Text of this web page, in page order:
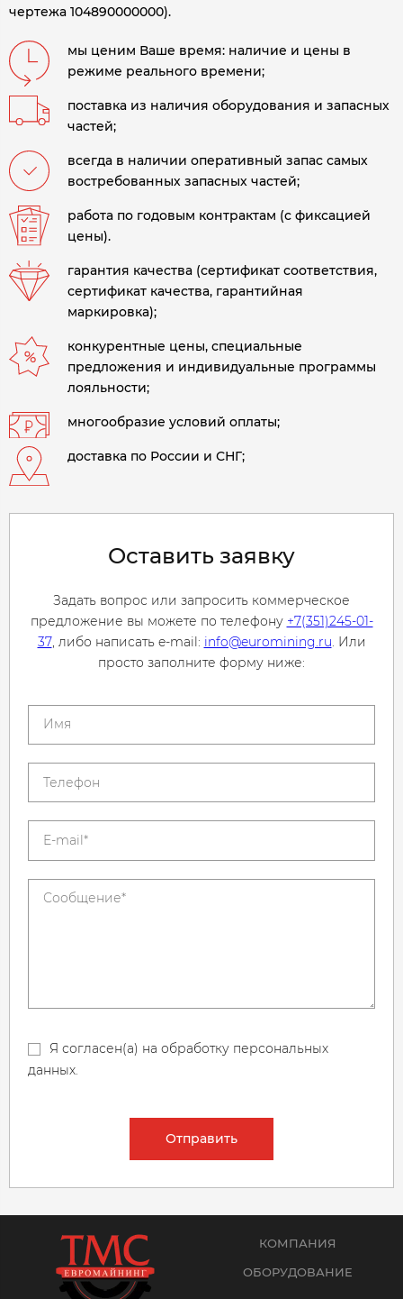
чертежа 104890000000).
мы ценим Ваше время: наличие и цены в
режиме реального времени;
поставка из наличия оборудования и запасных
частей;
всегда в наличии оперативный запас самых
востребованных запасных частей;
работа по годовым контрактам (с фиксацией
цены).
гарантия качества (сертификат соответствия,
сертификат качества, гарантийная
маркировка);
конкурентные цены, специальные
предложения и индивидуальные программы
лояльности;
многообразие условий оплаты;
доставка по России и СНГ;
Оставить заявку
Задать вопрос или запросить коммерческое
предложение вы можете по телефону +7(351)245-01-
37, либо написать e-mail: info@euromining.ru . Или
просто заполните форму ниже:
Я согласен(а) на обработку персональных
данных.
Отправить
КОМПАНИЯ
ОБОРУДОВАНИЕ